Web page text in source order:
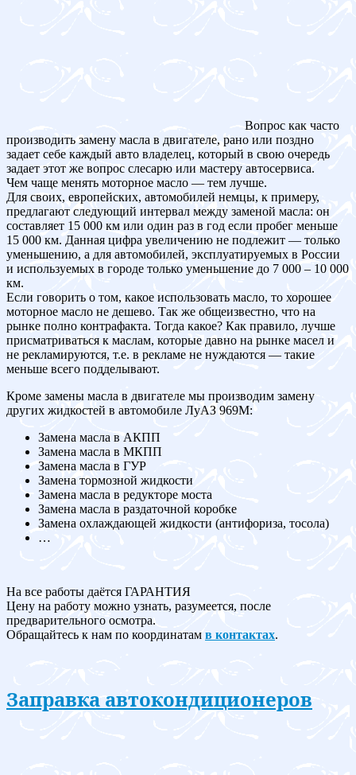
Вопрос как часто
производить замену масла в двигателе, рано или поздно
задает себе каждый авто владелец, который в свою очередь
задает этот же вопрос слесарю или мастеру автосервиса.
Чем чаще менять моторное масло — тем лучше.
Для своих, европейских, автомобилей немцы, к примеру,
предлагают следующий интервал между заменой масла: он
составляет 15 000 км или один раз в год если пробег меньше
15 000 км. Данная цифра увеличению не подлежит — только
уменьшению, а для автомобилей, эксплуатируемых в России
и используемых в городе только уменьшение до 7 000 – 10 000
км.
Если говорить о том, какое использовать масло, то хорошее
моторное масло не дешево. Так же общеизвестно, что на
рынке полно контрафакта. Тогда какое? Как правило, лучше
присматриваться к маслам, которые давно на рынке масел и
не рекламируются, т.е. в рекламе не нуждаются — такие
меньше всего подделывают.
Кроме замены масла в двигателе мы производим замену
других жидкостей в автомобиле ЛуАЗ 969M:
Замена масла в АКПП
Замена масла в МКПП
Замена масла в ГУР
Замена тормозной жидкости
Замена масла в редукторе моста
Замена масла в раздаточной коробке
Замена охлаждающей жидкости (антифориза, тосола)
…
На все работы даётся ГАРАНТИЯ
Цену на работу можно узнать, разумеется, после
предварительного осмотра.
Обращайтесь к нам по координатам в контактах.
Заправка автокондиционеров